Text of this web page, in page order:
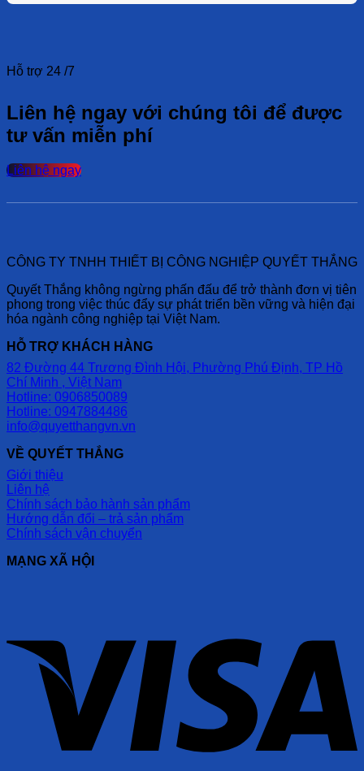
Hỗ trợ 24 /7
Liên hệ ngay với chúng tôi để được
tư vấn miễn phí
Liên hệ ngay
CÔNG TY TNHH THIẾT BỊ CÔNG NGHIỆP QUYẾT THẮNG
Quyết Thắng không ngừng phấn đấu để trở thành đơn vị tiên
phong trong việc thúc đẩy sự phát triển bền vững và hiện đại
hóa ngành công nghiệp tại Việt Nam.
HỖ TRỢ KHÁCH HÀNG
82 Đường 44 Trương Đình Hội, Phường Phú Định, TP Hồ
Chí Minh , Việt Nam
Hotline: 0906850089
Hotline: 0947884486
info@quyetthangvn.vn
VỀ QUYẾT THẮNG
Giới thiệu
Liên hệ
Chính sách bảo hành sản phẩm
Hướng dẫn đổi – trả sản phẩm
Chính sách vận chuyển
MẠNG XÃ HỘI